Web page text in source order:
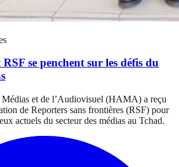
se penchent sur les défis du
et de l’Audiovisuel (HAMA) a reçu
de Reporters sans frontières (RSF) pour
actuels du secteur des médias au Tchad.